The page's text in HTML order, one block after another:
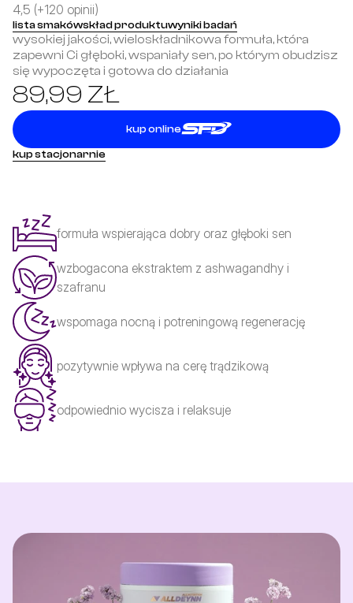
4,5 (+120 opinii)
lista smakówskład produktuwyniki badań
wysokiej jakości, wieloskładnikowa formuła, która
zapewni Ci głęboki, wspaniały sen, po którym obudzisz
się wypoczęta i gotowa do działania
89,99 ZŁ
kup online
kup stacjonarnie
formuła wspierająca dobry oraz głęboki sen
wzbogacona ekstraktem z ashwagandhy i
szafranu
wspomaga nocną i potreningową regenerację
pozytywnie wpływa na cerę trądzikową
odpowiednio wycisza i relaksuje